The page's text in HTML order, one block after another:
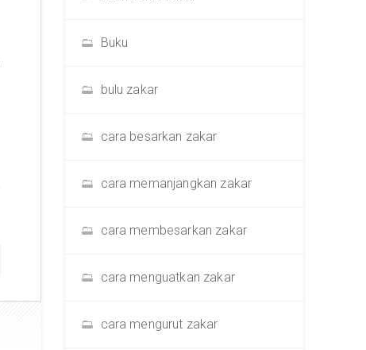
Buku
bulu zakar
cara besarkan zakar
cara memanjangkan zakar
cara membesarkan zakar
cara menguatkan zakar
cara mengurut zakar